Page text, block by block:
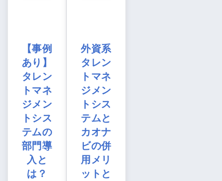
【事例
あり】
タレン
トマネ
ジメン
トシス
テムの
部門導
入と
は？
外資系
タレン
トマネ
ジメン
トシス
テムと
カオナ
ビの併
用メリ
ットと